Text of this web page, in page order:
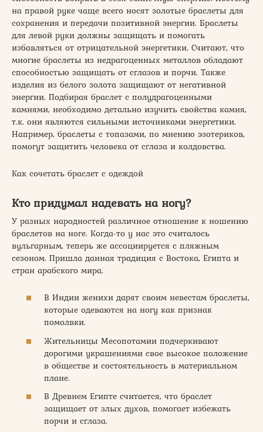
на правой руке чаще всего носят золотые браслеты для
сохранения и передачи позитивной энергии. Браслеты
для левой руки должны защищать и помогать
избавляться от отрицательной энергетики. Считают, что
многие браслеты из недрагоценных металлов обладают
способностью защищать от сглазов и порчи. Также
изделия из белого золота защищают от негативной
энергии. Подбирая браслет с полудрагоценными
камнями, необходимо детально изучить свойства камня,
т.к. они являются сильными источниками энергетики.
Например, браслеты с топазами, по мнению эзотериков,
помогут защитить человека от сглаза и колдовства.
Как сочетать браслет с одеждой
Кто придумал надевать на ногу?
У разных народностей различное отношение к ношению
браслетов на ноге. Когда-то у нас это считалось
вульгарным, теперь же ассоциируется с пляжным
сезоном. Пришла данная традиция с Востока, Египта и
стран арабского мира.
В Индии женихи дарят своим невестам браслеты,
которые одеваются на ногу как признак
помолвки.
Жительницы Месопотамии подчеркивают
дорогими украшениями свое высокое положение
в обществе и состоятельность в материальном
плане.
В Древнем Египте считается, что браслет
защищает от злых духов, помогает избежать
порчи и сглаза.